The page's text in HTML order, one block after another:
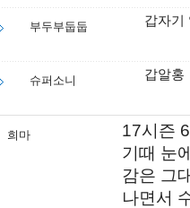
부두부둡둡 갑자기
슈퍼소니 갑알홍
희마
17시즌
기때 눈
감은 그
나면서